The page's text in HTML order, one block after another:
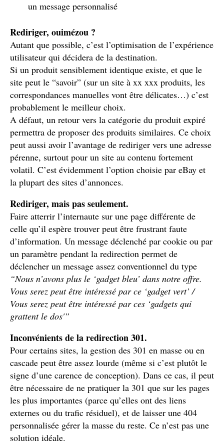
un message personnalisé
Rediriger, ouimézou ?
Autant que possible, c’est l’optimisation de l’expérience
utilisateur qui décidera de la destination.
Si un produit sensiblement identique existe, et que le
site peut le “savoir” (sur un site à xx xxx produits, les
correspondances manuelles vont être délicates…) c’est
probablement le meilleur choix.
A défaut, un retour vers la catégorie du produit expiré
permettra de proposer des produits similaires. Ce choix
peut aussi avoir l’avantage de rediriger vers une adresse
pérenne, surtout pour un site au contenu fortement
volatil. C’est évidemment l’option choisie par eBay et
la plupart des sites d’annonces.
Rediriger, mais pas seulement.
Faire atterrir l’internaute sur une page différente de
celle qu’il espère trouver peut être frustrant faute
d’information. Un message déclenché par cookie ou par
un paramètre pendant la redirection permet de
déclencher un message assez conventionnel du type
“Nous n’avons plus le ‘gadget bleu’ dans notre offre.
Vous serez peut être intéressé par ce ‘gadget vert’ /
Vous serez peut être intéressé par ces ‘gadgets qui
grattent le dos'”
Inconvénients de la redirection 301.
Pour certains sites, la gestion des 301 en masse ou en
cascade peut être assez lourde (même si c’est plutôt le
signe d’une carence de conception). Dans ce cas, il peut
être nécessaire de ne pratiquer la 301 que sur les pages
les plus importantes (parce qu’elles ont des liens
externes ou du trafic résiduel), et de laisser une 404
personnalisée gérer la masse du reste. Ce n’est pas une
solution idéale.